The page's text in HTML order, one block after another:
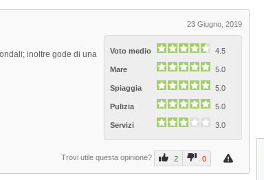
23 Giugno, 2019
Voto medio 4.5
Mare 5.0
Spiaggia 5.0
Pulizia 5.0
Servizi 3.0
inoltre gode di una
Trovi utile questa opinione? 2 0